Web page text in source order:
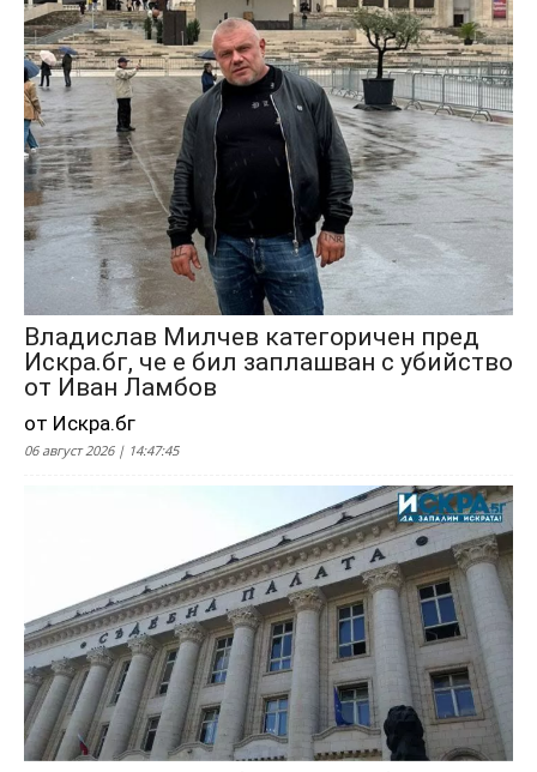
Владислав Милчев категоричен пред
Искра.бг, че е бил заплашван с убийство
от Иван Ламбов
от Искра.бг
06 август 2026 | 14:47:45